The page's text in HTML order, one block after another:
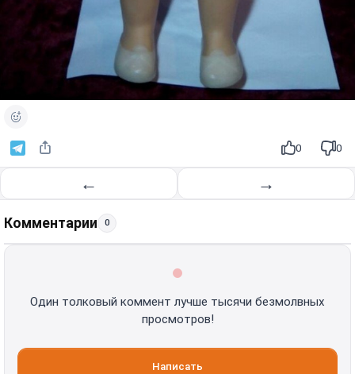
0 0
← →
Комментарии 0
Один толковый коммент лучше тысячи безмолвных
просмотров!
Написать